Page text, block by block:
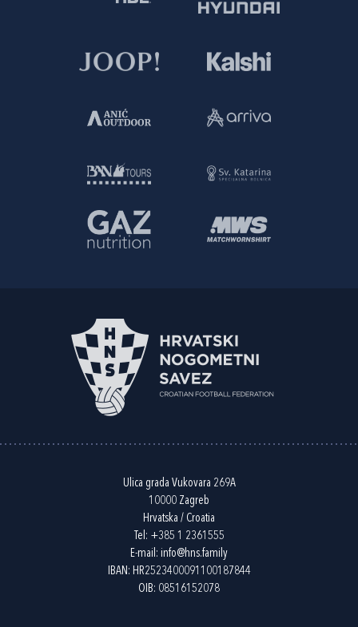
Ulica grada Vukovara 269A
10000 Zagreb
Hrvatska / Croatia
Tel: +385 1 2361555
E-mail: info@hns.family
IBAN: HR2523400091100187844
OIB: 08516152078